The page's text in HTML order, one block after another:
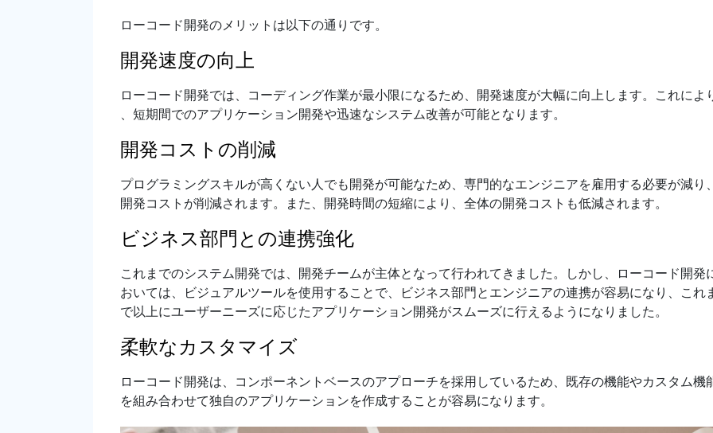
ローコード開発のメリットは以下の通りです。
開発速度の向上
ローコード開発では、コーディング作業が最小限になるため、開発速度が大幅に向上します。これによ
、短期間でのアプリケーション開発や迅速なシステム改善が可能となります。
開発コストの削減
プログラミングスキルが高くない人でも開発が可能なため、専門的なエンジニアを雇用する必要が減り
開発コストが削減されます。また、開発時間の短縮により、全体の開発コストも低減されます。
ビジネス部門との連携強化
これまでのシステム開発では、開発チームが主体となって行われてきました。しかし、ローコード開発
おいては、ビジュアルツールを使用することで、ビジネス部門とエンジニアの連携が容易になり、これ
で以上にユーザーニーズに応じたアプリケーション開発がスムーズに行えるようになりました。
柔軟なカスタマイズ
ローコード開発は、コンポーネントベースのアプローチを採用しているため、既存の機能やカスタム機
を組み合わせて独自のアプリケーションを作成することが容易になります。